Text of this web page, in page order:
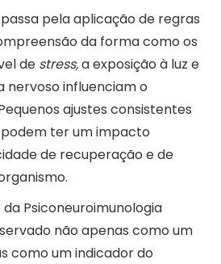
pela aplicação de regras
da forma como os
de stress,a exposição à luz e
nervoso influenciam o
ajustes consistentes
ter um impacto
de recuperação e de
Psiconeuroimunologia
não apenas como um
como um indicador do